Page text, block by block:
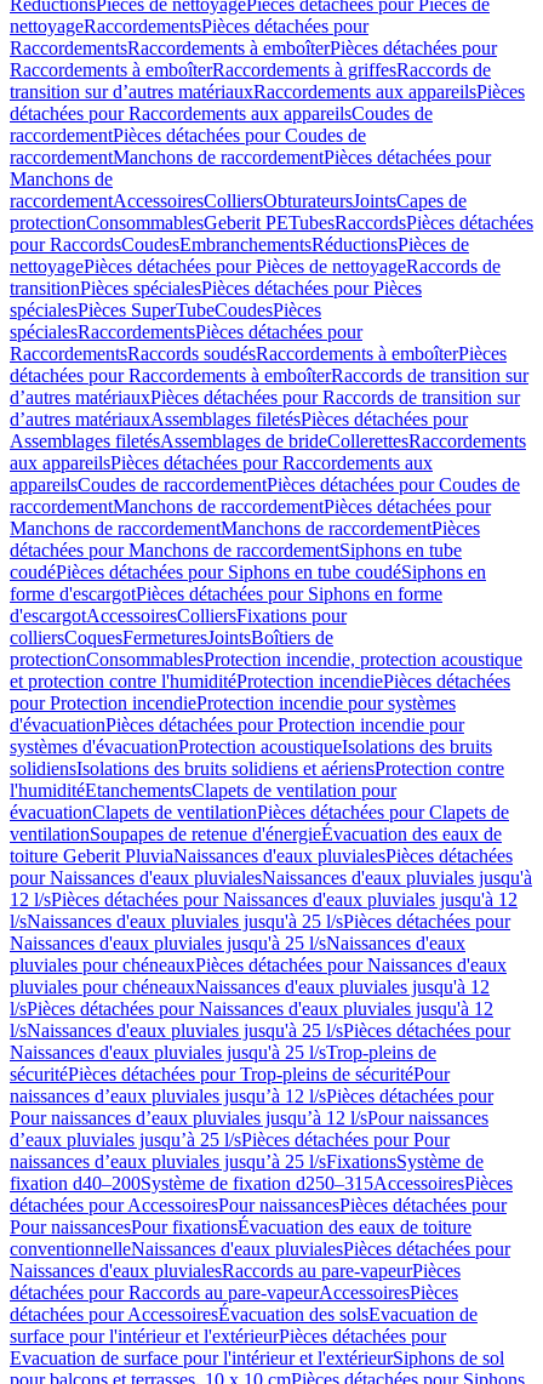
RéductionsPièces de nettoyagePièces détachées pour Pièces de
nettoyageRaccordementsPièces détachées pour
RaccordementsRaccordements à emboîterPièces détachées pour
Raccordements à emboîterRaccordements à griffesRaccords de
transition sur d’autres matériauxRaccordements aux appareilsPièces
détachées pour Raccordements aux appareilsCoudes de
raccordementPièces détachées pour Coudes de
raccordementManchons de raccordementPièces détachées pour
Manchons de
raccordementAccessoiresColliersObturateursJointsCapes de
protectionConsommablesGeberit PETubesRaccordsPièces détachées
pour RaccordsCoudesEmbranchementsRéductionsPièces de
nettoyagePièces détachées pour Pièces de nettoyageRaccords de
transitionPièces spécialesPièces détachées pour Pièces
spécialesPièces SuperTubeCoudesPièces
spécialesRaccordementsPièces détachées pour
RaccordementsRaccords soudésRaccordements à emboîterPièces
détachées pour Raccordements à emboîterRaccords de transition sur
d’autres matériauxPièces détachées pour Raccords de transition sur
d’autres matériauxAssemblages filetésPièces détachées pour
Assemblages filetésAssemblages de brideCollerettesRaccordements
aux appareilsPièces détachées pour Raccordements aux
appareilsCoudes de raccordementPièces détachées pour Coudes de
raccordementManchons de raccordementPièces détachées pour
Manchons de raccordementManchons de raccordementPièces
détachées pour Manchons de raccordementSiphons en tube
coudéPièces détachées pour Siphons en tube coudéSiphons en
forme d'escargotPièces détachées pour Siphons en forme
d'escargotAccessoiresColliersFixations pour
colliersCoquesFermeturesJointsBoîtiers de
protectionConsommablesProtection incendie, protection acoustique
et protection contre l'humiditéProtection incendiePièces détachées
pour Protection incendieProtection incendie pour systèmes
d'évacuationPièces détachées pour Protection incendie pour
systèmes d'évacuationProtection acoustiqueIsolations des bruits
solidiensIsolations des bruits solidiens et aériensProtection contre
l'humiditéEtanchementsClapets de ventilation pour
évacuationClapets de ventilationPièces détachées pour Clapets de
ventilationSoupapes de retenue d'énergieÉvacuation des eaux de
toiture Geberit PluviaNaissances d'eaux pluvialesPièces détachées
pour Naissances d'eaux pluvialesNaissances d'eaux pluviales jusqu'à
12 l/sPièces détachées pour Naissances d'eaux pluviales jusqu'à 12
l/sNaissances d'eaux pluviales jusqu'à 25 l/sPièces détachées pour
Naissances d'eaux pluviales jusqu'à 25 l/sNaissances d'eaux
pluviales pour chéneauxPièces détachées pour Naissances d'eaux
pluviales pour chéneauxNaissances d'eaux pluviales jusqu'à 12
l/sPièces détachées pour Naissances d'eaux pluviales jusqu'à 12
l/sNaissances d'eaux pluviales jusqu'à 25 l/sPièces détachées pour
Naissances d'eaux pluviales jusqu'à 25 l/sTrop-pleins de
sécuritéPièces détachées pour Trop-pleins de sécuritéPour
naissances d’eaux pluviales jusqu’à 12 l/sPièces détachées pour
Pour naissances d’eaux pluviales jusqu’à 12 l/sPour naissances
d’eaux pluviales jusqu’à 25 l/sPièces détachées pour Pour
naissances d’eaux pluviales jusqu’à 25 l/sFixationsSystème de
fixation d40–200Système de fixation d250–315AccessoiresPièces
détachées pour AccessoiresPour naissancesPièces détachées pour
Pour naissancesPour fixationsÉvacuation des eaux de toiture
conventionnelleNaissances d'eaux pluvialesPièces détachées pour
Naissances d'eaux pluvialesRaccords au pare-vapeurPièces
détachées pour Raccords au pare-vapeurAccessoiresPièces
détachées pour AccessoiresÉvacuation des solsEvacuation de
surface pour l'intérieur et l'extérieurPièces détachées pour
Evacuation de surface pour l'intérieur et l'extérieurSiphons de sol
pour balcons et terrasses, 10 x 10 cmPièces détachées pour Siphons